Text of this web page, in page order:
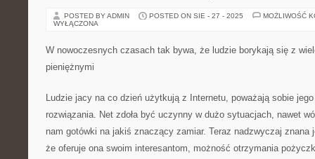
POSTED BY ADMIN POSTED ON SIE - 27 - 2025
MOŻLIWOŚĆ
WYŁĄCZONA
W nowoczesnych czasach tak bywa, że ludzie borykają się z
pieniężnymi
Ludzie jacy na co dzień użytkują z Internetu, poważają sobie
rozwiązania. Net zdoła być uczynny w dużo sytuacjach, nawet
nam gotówki na jakiś znaczący zamiar. Teraz nadzwyczaj znana
że oferuje ona swoim interesantom, możność otrzymania